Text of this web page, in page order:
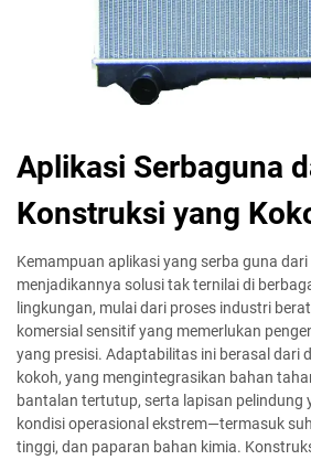
Aplikasi Serbaguna
Konstruksi yang
Kemampuan aplikasi yang serba guna
menjadikannya solusi tak ternilai di
lingkungan, mulai dari proses industri
komersial sensitif yang memerlukan
yang presisi. Adaptabilitas ini berasal dari
kokoh, yang mengintegrasikan bahan
bantalan tertutup, serta lapisan pelindung
kondisi operasional ekstrem—termasuk
tinggi, dan paparan bahan kimia.